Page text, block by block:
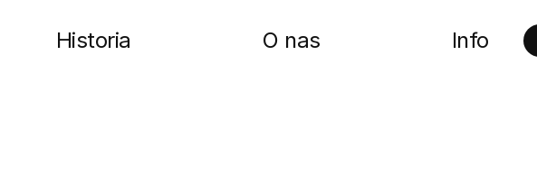
Historia O nas Info